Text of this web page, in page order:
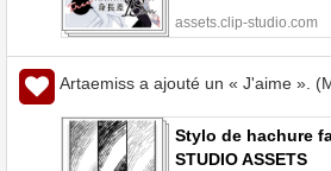
assets.clip-studio.com
Artaemiss a ajouté un « J'aime ».
Stylo de hachure
STUDIO ASSETS